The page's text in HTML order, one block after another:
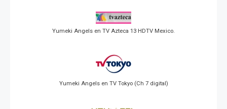
Yumeki Angels en TV Azteca 13 HDTV Mexico.
Yumeki Angels en TV Tokyo (Ch 7 digital)